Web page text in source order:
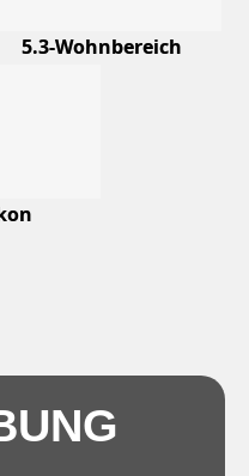
5.3-Wohnbereich